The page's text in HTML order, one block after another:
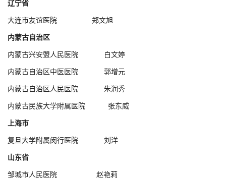
辽宁省
大连市友谊医院 郑文旭
内蒙古自治区
内蒙古兴安盟人民医院 白文婷
内蒙古自治区中医医院 郭增元
内蒙古自治区人民医院 朱润秀
内蒙古民族大学附属医院 张东威
上海市
复旦大学附属闵行医院 刘洋
山东省
邹城市人民医院 赵艳莉